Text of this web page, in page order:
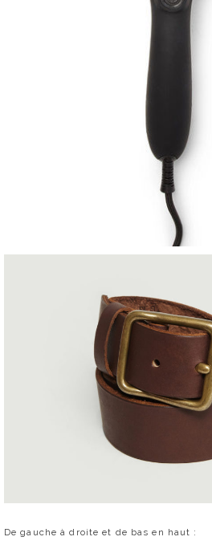
De gauche à droite et de bas en haut :